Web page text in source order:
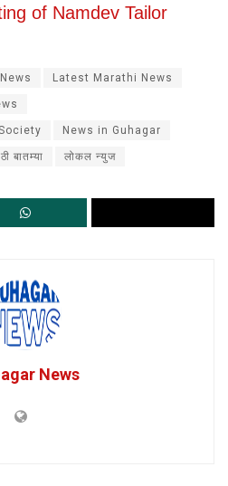
of Namdev Tailor
Latest Marathi News
News in Guhagar
बातम्या लोकल न्युज
News